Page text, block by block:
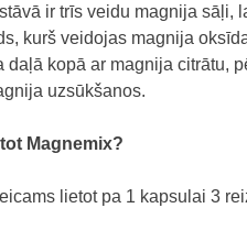
ir trīs veidu magnija
kurš veidojas magnija
daļā kopā ar magnija citrātu,
uzsūkšanos.
Magnemix?
lietot pa 1 kapsulai 3